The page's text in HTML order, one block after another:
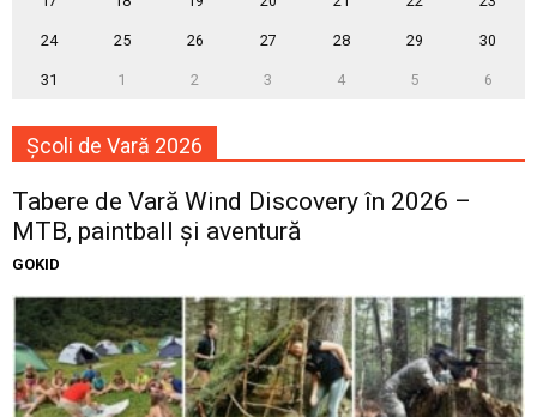
24 25 26 27 28 29 30
31 1 2 3 4 5 6
Școli de Vară 2026
Tabere de Vară Wind Discovery în 2026 –
MTB, paintball și aventură
GOKID